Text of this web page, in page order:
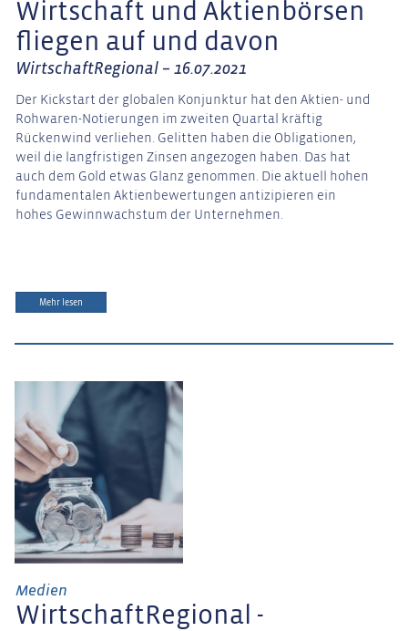
Wirtschaft und Aktienbörsen
fliegen auf und davon
WirtschaftRegional – 16.07.2021
Der Kickstart der globalen Konjunktur hat den Aktien- und
Rohwaren-Notierungen im zweiten Quartal kräftig
Rückenwind verliehen. Gelitten haben die Obligationen,
weil die langfristigen Zinsen angezogen haben. Das hat
auch dem Gold etwas Glanz genommen. Die aktuell hohen
fundamentalen Aktienbewertungen antizipieren ein
hohes Gewinnwachstum der Unternehmen.
Mehr lesen
Medien
WirtschaftRegional -